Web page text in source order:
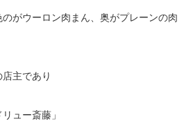
がウーロン肉まん、奥がプレーンの肉
主であり
ュー斎藤」